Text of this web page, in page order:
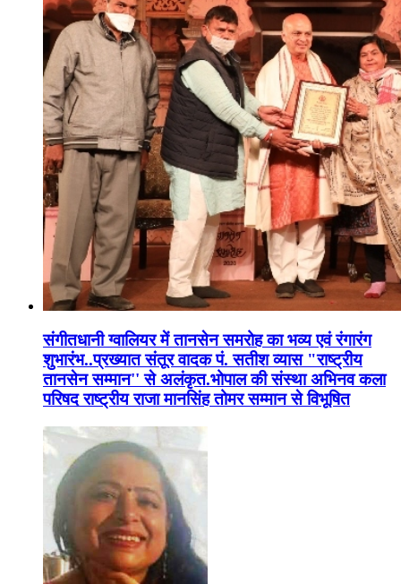
संगीतधानी ग्वालियर में तानसेन समरोह का भव्य एवं रंगारंग
शुभारंभ..प्रख्यात संतूर वादक पं. सतीश व्यास "राष्ट्रीय
तानसेन सम्मान'' से अलंकृत.भोपाल की संस्था अभिनव कला
परिषद राष्ट्रीय राजा मानसिंह तोमर सम्मान से विभूषित